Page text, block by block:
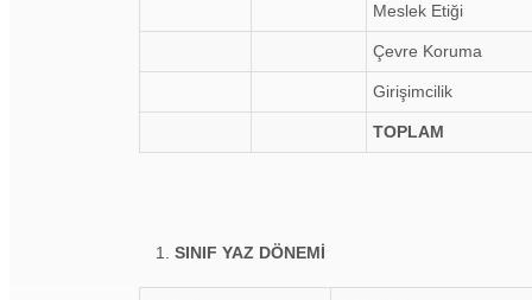
Meslek Etiği
Çevre Koruma
Girişimcilik
TOPLAM
SINIF YAZ DÖNEMİ